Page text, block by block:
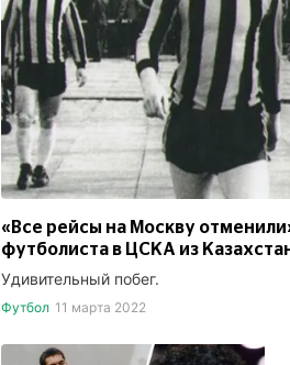
«Все рейсы на Москву
футболиста в ЦСКА из
Удивительный побег.
Футбол 11 марта 2022